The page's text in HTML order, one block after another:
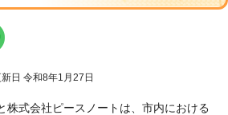
日 令和8年1月27日
株式会社ピースノートは、市内における